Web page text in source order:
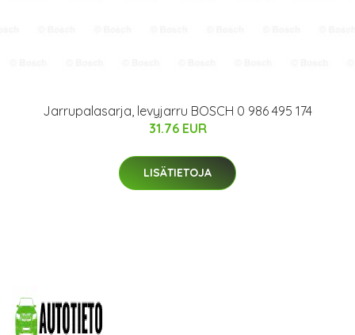
Jarrupalasarja, levyjarru BOSCH 0 986 495 174
31.76 EUR
LISÄTIETOJA